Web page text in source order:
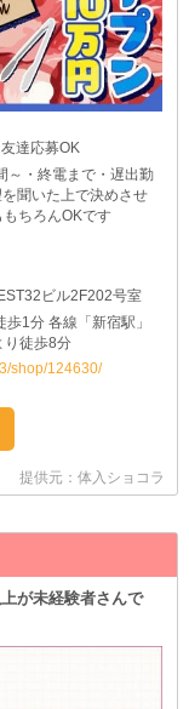
達応募OK
・終電まで・遅出勤
聞いた上で決めさせ
ちろんOKです
ビル2F202号室
1分 各線「新宿駅」
り徒歩8分
shop/124630/
提供元：体入ショコラ
が未経験者さんで